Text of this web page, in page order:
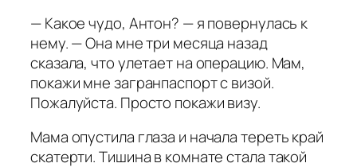
— Какое чудо, Антон? — я повернулась к
нему. — Она мне три месяца назад
сказала, что улетает на операцию. Мам,
покажи мне загранпаспорт с визой.
Пожалуйста. Просто покажи визу.
Мама опустила глаза и начала тереть край
скатерти. Тишина в комнате стала такой